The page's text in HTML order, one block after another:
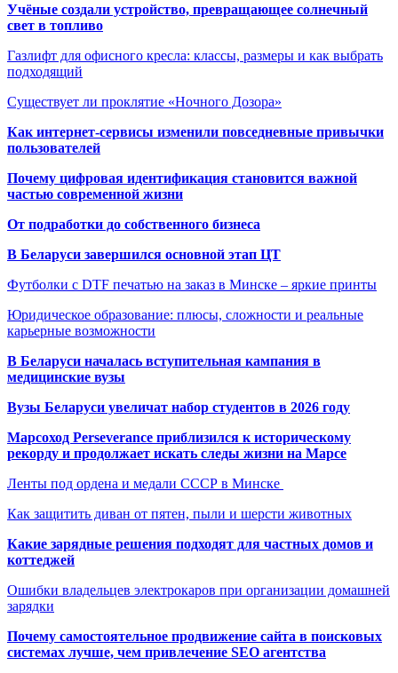
Учёные создали устройство, превращающее солнечный
свет в топливо
Газлифт для офисного кресла: классы, размеры и как выбрать
подходящий
Существует ли проклятие «Ночного Дозора»
Как интернет-сервисы изменили повседневные привычки
пользователей
Почему цифровая идентификация становится важной
частью современной жизни
От подработки до собственного бизнеса
В Беларуси завершился основной этап ЦТ
Футболки с DTF печатью на заказ в Минске – яркие принты
Юридическое образование: плюсы, сложности и реальные
карьерные возможности
В Беларуси началась вступительная кампания в
медицинские вузы
Вузы Беларуси увеличат набор студентов в 2026 году
Марсоход Perseverance приблизился к историческому
рекорду и продолжает искать следы жизни на Марсе
Ленты под ордена и медали СССР в Минске
Как защитить диван от пятен, пыли и шерсти животных
Какие зарядные решения подходят для частных домов и
коттеджей
Ошибки владельцев электрокаров при организации домашней
зарядки
Почему самостоятельное продвижение сайта в поисковых
системах лучше, чем привлечение SEO агентства